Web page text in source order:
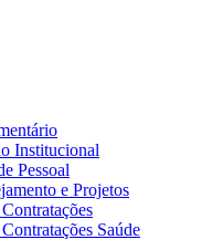
Institucional
Pessoal
e Projetos
Saúde